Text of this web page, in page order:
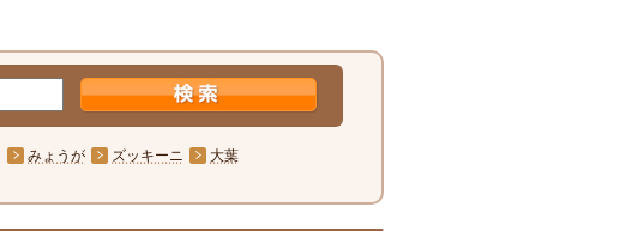
みょうが ズッキーニ 大葉